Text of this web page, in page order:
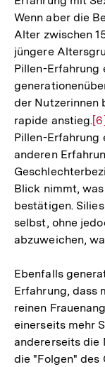
Wenn aber die
Alter zwischen
jüngere
Pillen-Erfahrung
der Nutzerinnen
rapide anstieg.Zur
[6]
Pillen-Erfahrung
anderen
Blick nimmt,
bestätigen.
selbst, ohne
abzuweichen,
Ebenfalls
Erfahrung, dass
reinen
einerseits mehr
andererseits die
die "Folgen" des